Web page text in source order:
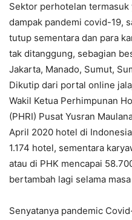
Sektor perhotelan
dampak pandemi covid-19,
tutup sementara dan para
tak ditanggung, sebagian
Jakarta, Manado, Sumut,
Dikutip dari portal online
Wakil Ketua Perhimpunan
(PHRI) Pusat Yusran
April 2020 hotel di
1.174 hotel, sementara
atau di PHK mencapai
bertambah lagi selama
Senyatanya pandemic